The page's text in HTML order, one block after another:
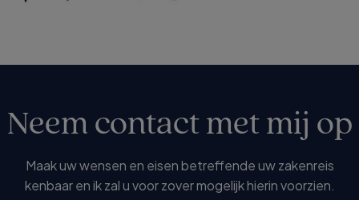
Neem contact met mij op
Maak uw wensen en eisen betreffende uw zakenreis
kenbaar en ik zal u voor zover mogelijk hierin voorzien.